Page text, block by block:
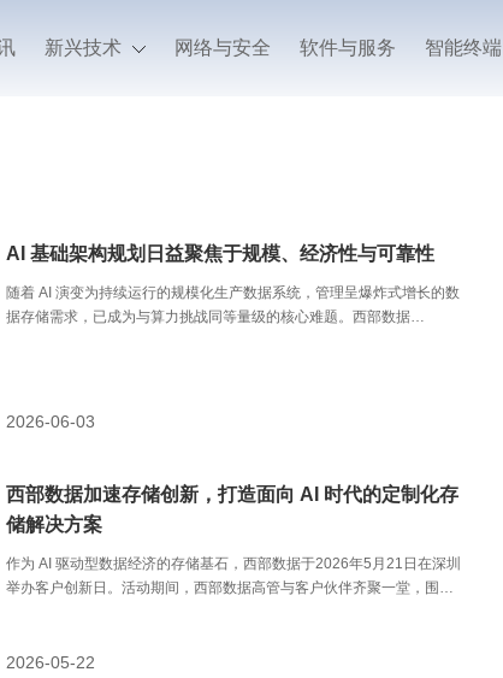
新兴技术 网络与安全 软件与服务 智能终端
AI 基础架构规划日益聚焦于规模、经济性与可靠性
随着 AI 演变为持续运行的规模化生产数据系统，管理呈爆炸式增长的数
据存储需求，已成为与算力挑战同等量级的核心难题。西部数据
基础架构。
2026-06-03
西部数据加速存储创新，打造面向 AI 时代的定制化存
储解决方案
作为 AI 驱动型数据经济的存储基石，西部数据于2026年5月21日在深圳
举办客户创新日。活动期间，西部数据高管与客户伙伴齐聚一堂，围绕
背后的深层洞察，勾勒出专为大规模 AI 工作负载打造的高可靠、高密度
2026-05-22